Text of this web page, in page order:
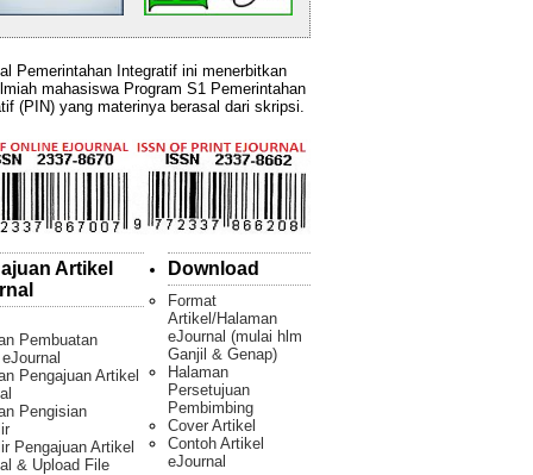
Pemerintahan Integratif ini menerbitkan
mahasiswa Program S1 Pemerintahan
(PIN) yang materinya berasal dari skripsi.
Artikel
Pembuatan
Pengajuan Artikel
Pengisian
Pengajuan Artikel
& Upload File
Download
Format
Artikel/Halaman
eJournal (mulai hlm
Ganjil & Genap)
Halaman
Persetujuan
Pembimbing
Cover Artikel
Contoh Artikel
eJournal